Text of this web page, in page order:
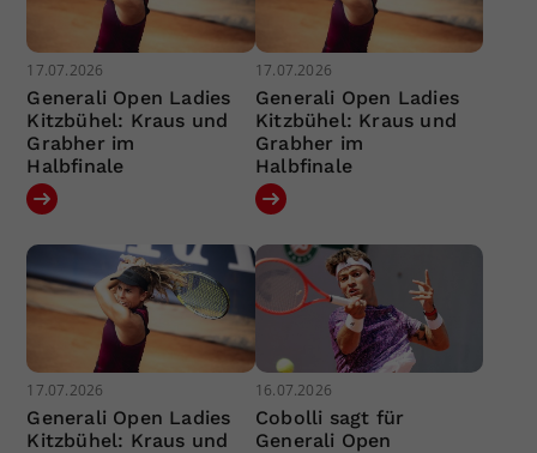
17.07.2026
Generali Open Ladies
Kitzbühel: Kraus und
Grabher im
Halbfinale
17.07.2026
Generali Open Ladies
Kitzbühel: Kraus und
Grabher im
Halbfinale
17.07.2026
Generali Open Ladies
Kitzbühel: Kraus und
16.07.2026
Cobolli sagt für
Generali Open